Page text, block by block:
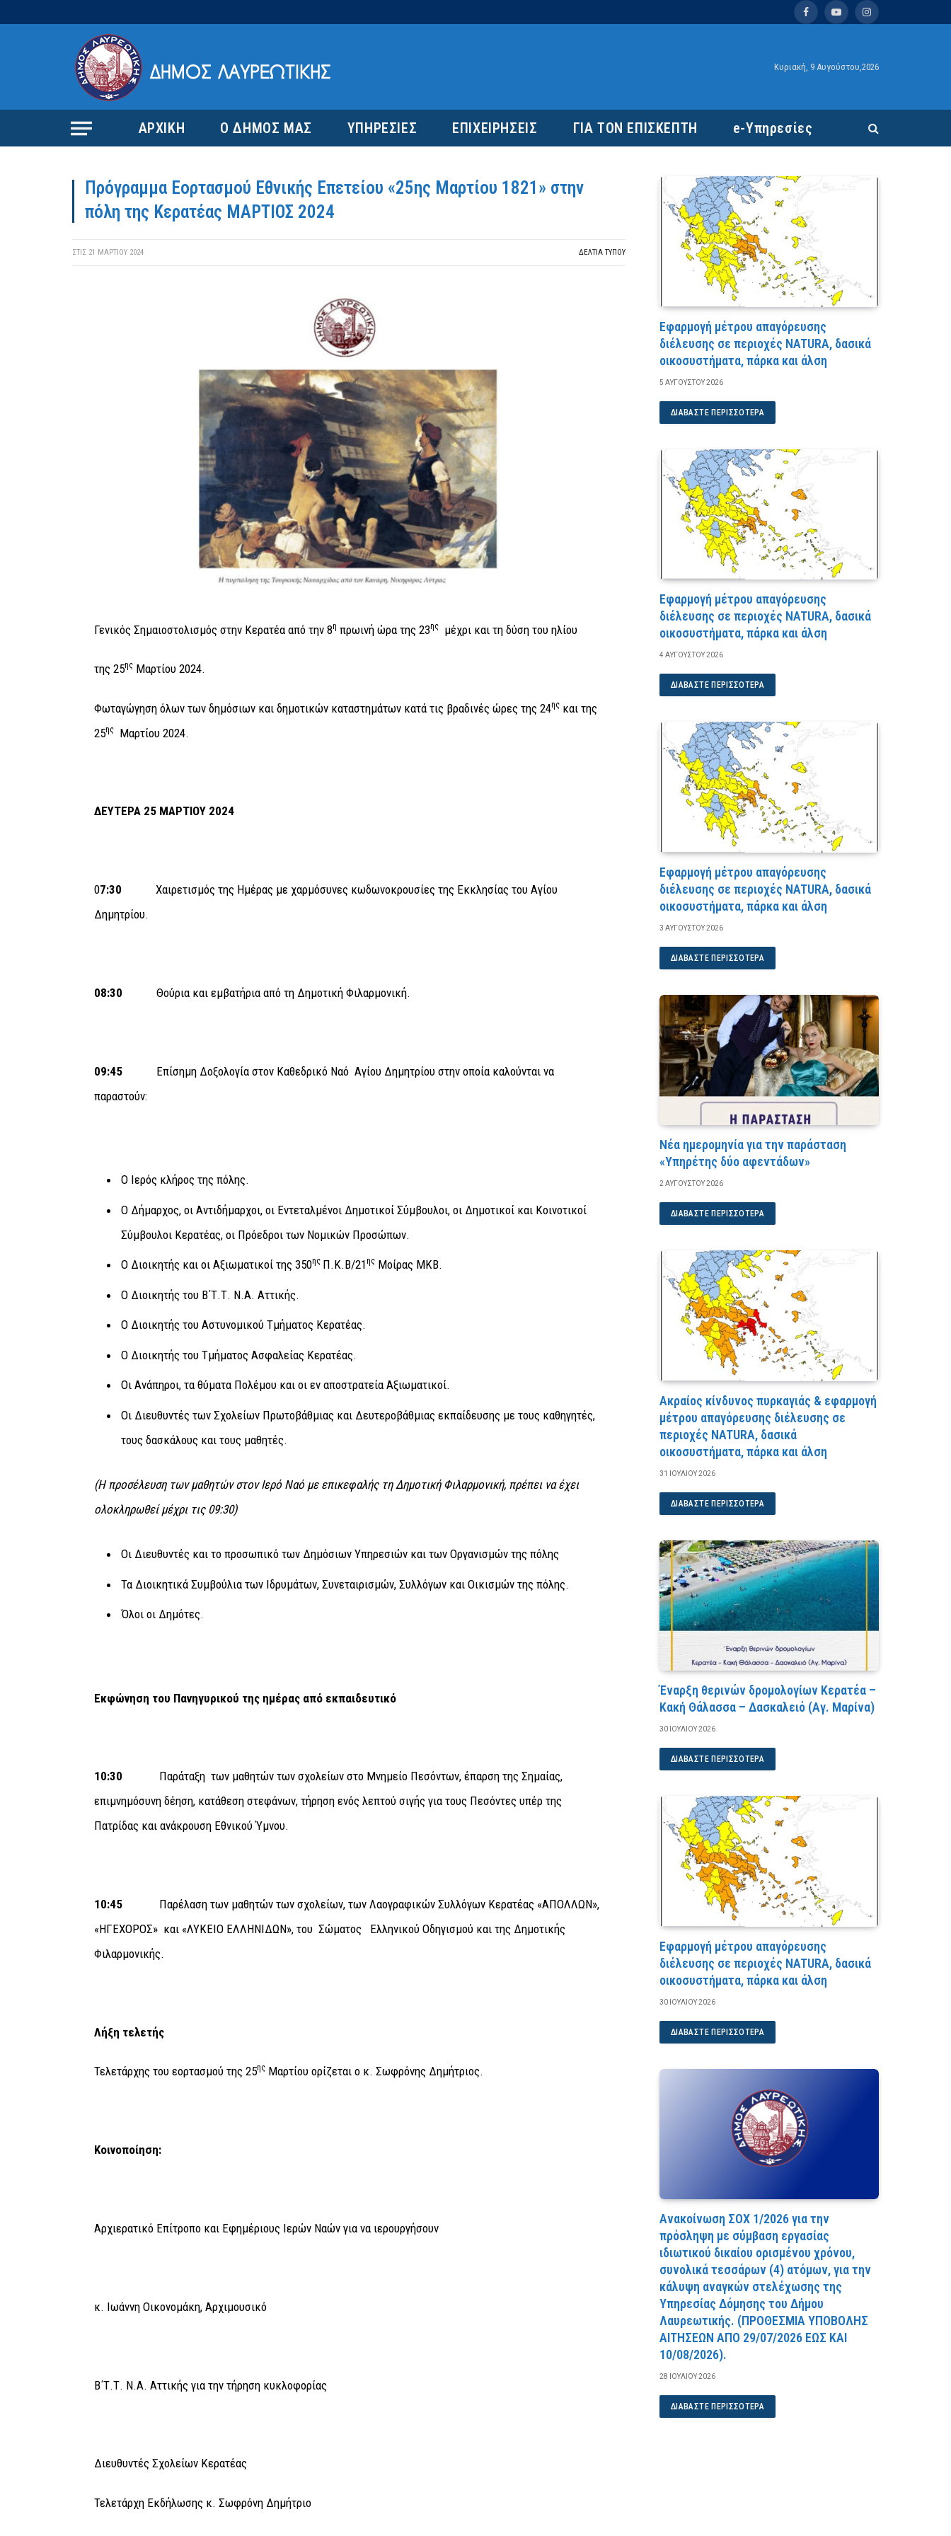
FacebookYouTubeInstagram
Κυριακή, 9 Αυγούστου,2026
ΑΡΧΙΚΗ Ο ΔΗΜΟΣ ΜΑΣ ΥΠΗΡΕΣΙΕΣ ΕΠΙΧΕΙΡΗΣΕΙΣ ΓΙΑ ΤΟΝ ΕΠΙΣΚΕΠΤΗ e-Υπηρεσίες
Πρόγραμμα Εορτασμού Εθνικής Επετείου «25ης Μαρτίου 1821» στην
πόλη της Κερατέας ΜΑΡΤΙΟΣ 2024
ΣΤΙΣ 21 ΜΑΡΤΊΟΥ 2024 ΔΕΛΤΙΑ ΤΥΠΟΥ
Γενικός Σημαιοστολισμός στην Κερατέα από την 8η πρωινή ώρα της 23ηςμέχρι και τη δύση του ηλίου
της 25ηςΜαρτίου 2024.
Φωταγώγηση όλων των δημόσιων και δημοτικών καταστημάτων κατά τις βραδινές ώρες της 24ηςκαι της
25ηςΜαρτίου 2024.
ΔΕΥΤΕΡΑ 25 ΜΑΡΤΙΟΥ 2024
07:30 Χαιρετισμός της Ημέρας με χαρμόσυνες κωδωνοκρουσίες της Εκκλησίας του Αγίου
Δημητρίου.
08:30 Θούρια και εμβατήρια από τη Δημοτική Φιλαρμονική.
09:45 Επίσημη Δοξολογία στον Καθεδρικό Ναό Αγίου Δημητρίου στην οποία καλούνται να
παραστούν:
Ο Ιερός κλήρος της πόλης.
Ο Δήμαρχος, οι Αντιδήμαρχοι, οι Εντεταλμένοι Δημοτικοί Σύμβουλοι, οι Δημοτικοί και Κοινοτικοί
Σύμβουλοι Κερατέας, οι Πρόεδροι των Νομικών Προσώπων.
Ο Διοικητής και οι Αξιωματικοί της 350ης Π.Κ.Β/21ηςΜοίρας ΜΚΒ.
Ο Διοικητής του Β΄Τ.Τ. Ν.Α. Αττικής.
Ο Διοικητής του Αστυνομικού Τμήματος Κερατέας.
Ο Διοικητής του Τμήματος Ασφαλείας Κερατέας.
Οι Ανάπηροι, τα θύματα Πολέμου και οι εν αποστρατεία Αξιωματικοί.
Οι Διευθυντές των Σχολείων Πρωτοβάθμιας και Δευτεροβάθμιας εκπαίδευσης με τους καθηγητές,
τους δασκάλους και τους μαθητές.
(Η προσέλευση των μαθητών στον Ιερό Ναό με επικεφαλής τη Δημοτική Φιλαρμονική, πρέπει να έχει
ολοκληρωθεί μέχρι τις 09:30)
Οι Διευθυντές και το προσωπικό των Δημόσιων Υπηρεσιών και των Οργανισμών της πόλης
Τα Διοικητικά Συμβούλια των Ιδρυμάτων, Συνεταιρισμών, Συλλόγων και Οικισμών της πόλης.
Όλοι οι Δημότες.
Εκφώνηση του Πανηγυρικού της ημέρας από εκπαιδευτικό
10:30 Παράταξη των μαθητών των σχολείων στο Μνημείο Πεσόντων, έπαρση της Σημαίας,
επιμνημόσυνη δέηση, κατάθεση στεφάνων, τήρηση ενός λεπτού σιγής για τους Πεσόντες υπέρ της
Πατρίδας και ανάκρουση Εθνικού Ύμνου.
10:45 Παρέλαση των μαθητών των σχολείων, των Λαογραφικών Συλλόγων Κερατέας «ΑΠΟΛΛΩΝ»,
«ΗΓΕΧΟΡΟΣ» και «ΛΥΚΕΙΟ ΕΛΛΗΝΙΔΩΝ», του Σώματος Ελληνικού Οδηγισμού και της Δημοτικής
Φιλαρμονικής.
Λήξη τελετής
Τελετάρχης του εορτασμού της 25ηςΜαρτίου ορίζεται ο κ. Σωφρόνης Δημήτριος.
Κοινοποίηση:
Αρχιερατικό Επίτροπο και Εφημέριους Ιερών Ναών για να ιερουργήσουν
κ. Ιωάννη Οικονομάκη, Αρχιμουσικό
Β΄Τ.Τ. Ν.Α. Αττικής για την τήρηση κυκλοφορίας
Διευθυντές Σχολείων Κερατέας
Τελετάρχη Εκδήλωσης κ. Σωφρόνη Δημήτριο
Εφαρμογή μέτρου απαγόρευσης
διέλευσης σε περιοχές NATURA, δασικά
οικοσυστήματα, πάρκα και άλση
5 ΑΥΓΟΎΣΤΟΥ 2026
ΔΙΑΒΆΣΤΕ ΠΕΡΙΣΣΌΤΕΡΑ
Εφαρμογή μέτρου απαγόρευσης
διέλευσης σε περιοχές NATURA, δασικά
οικοσυστήματα, πάρκα και άλση
4 ΑΥΓΟΎΣΤΟΥ 2026
ΔΙΑΒΆΣΤΕ ΠΕΡΙΣΣΌΤΕΡΑ
Εφαρμογή μέτρου απαγόρευσης
διέλευσης σε περιοχές NATURA, δασικά
οικοσυστήματα, πάρκα και άλση
3 ΑΥΓΟΎΣΤΟΥ 2026
ΔΙΑΒΆΣΤΕ ΠΕΡΙΣΣΌΤΕΡΑ
Νέα ημερομηνία για την παράσταση
«Υπηρέτης δύο αφεντάδων»
2 ΑΥΓΟΎΣΤΟΥ 2026
ΔΙΑΒΆΣΤΕ ΠΕΡΙΣΣΌΤΕΡΑ
Ακραίος κίνδυνος πυρκαγιάς & εφαρμογή
μέτρου απαγόρευσης διέλευσης σε
περιοχές NATURA, δασικά
οικοσυστήματα, πάρκα και άλση
31 ΙΟΥΛΊΟΥ 2026
ΔΙΑΒΆΣΤΕ ΠΕΡΙΣΣΌΤΕΡΑ
Έναρξη θερινών δρομολογίων Κερατέα –
Κακή Θάλασσα – Δασκαλειό (Αγ. Μαρίνα)
30 ΙΟΥΛΊΟΥ 2026
ΔΙΑΒΆΣΤΕ ΠΕΡΙΣΣΌΤΕΡΑ
Εφαρμογή μέτρου απαγόρευσης
διέλευσης σε περιοχές NATURA, δασικά
οικοσυστήματα, πάρκα και άλση
30 ΙΟΥΛΊΟΥ 2026
ΔΙΑΒΆΣΤΕ ΠΕΡΙΣΣΌΤΕΡΑ
Ανακοίνωση ΣΟΧ 1/2026 για την
πρόσληψη με σύμβαση εργασίας
ιδιωτικού δικαίου ορισμένου χρόνου,
συνολικά τεσσάρων (4) ατόμων, για την
κάλυψη αναγκών στελέχωσης της
Υπηρεσίας Δόμησης του Δήμου
Λαυρεωτικής. (ΠPOΘEΣMIA YΠOBOΛHΣ
AITHΣEΩN AΠO 29/07/2026 EΩΣ KAI
10/08/2026).
28 ΙΟΥΛΊΟΥ 2026
ΔΙΑΒΆΣΤΕ ΠΕΡΙΣΣΌΤΕΡΑ